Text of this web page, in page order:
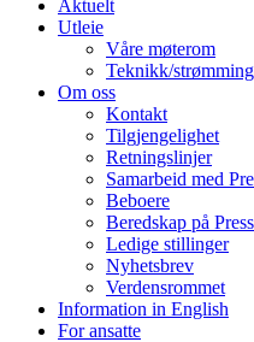
Aktuelt
Utleie
Våre møterom
Teknikk/strømming
Om oss
Kontakt
Tilgjengelighet
Retningslinjer
Samarbeid med
Beboere
Beredskap på
Ledige stillinger
Nyhetsbrev
Verdensrommet
Information in English
For ansatte